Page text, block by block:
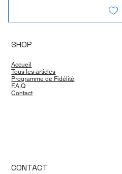
SHOP
Accueil
Tous les articles
Programme de Fidélité
F.A.Q
Contact
CONTACT